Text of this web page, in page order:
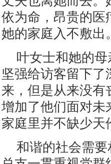
依为命，昂贵的医
她的家庭入不敷出。
叶女士和她的
坚强给访客留下
来，但是从来没有
增加了他们面对未
家庭里并不缺少天
和谐的社会需